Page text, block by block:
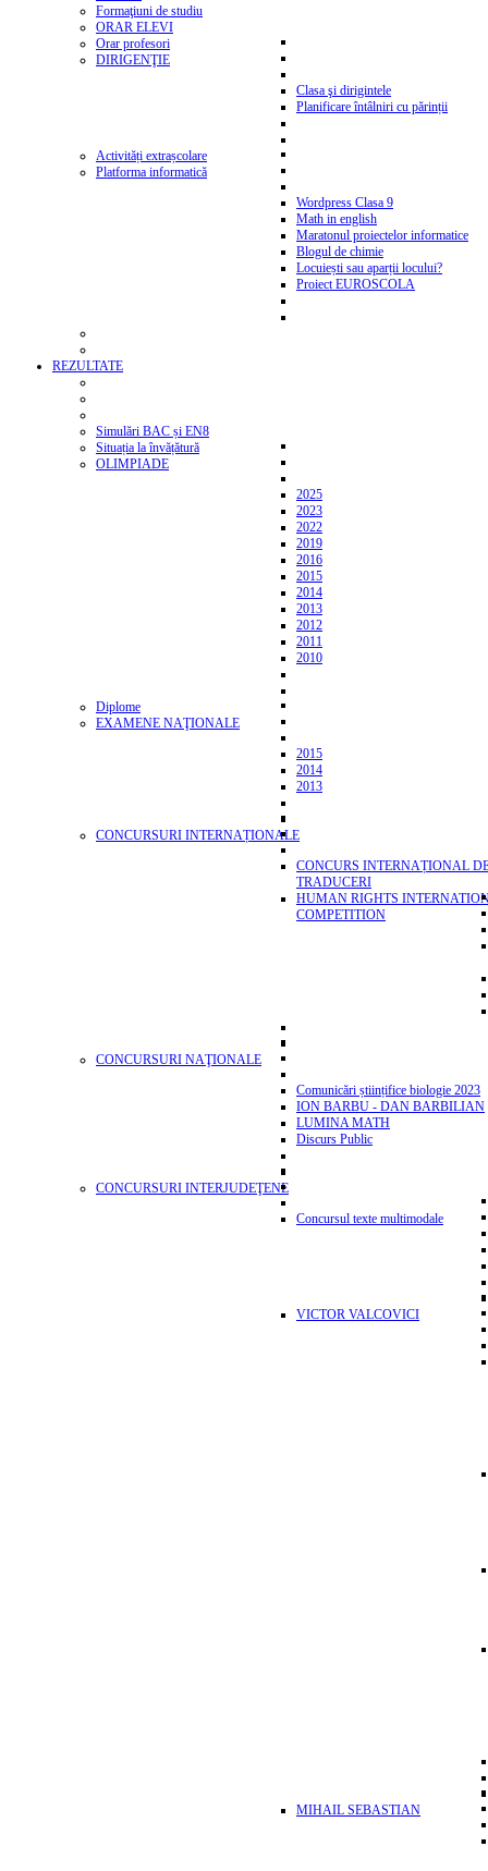
Formaţiuni de studiu
ORAR ELEVI
Orar profesori
DIRIGENŢIE
Clasa şi dirigintele
Planificare întâlniri cu părinții
Activități extrașcolare
Platforma informatică
Wordpress Clasa 9
Math in english
Maratonul proiectelor informatice
Blogul de chimie
Locuiești sau aparții locului?
Proiect EUROSCOLA
REZULTATE
Simulări BAC și EN8
Situația la învățătură
OLIMPIADE
2025
2023
2022
2019
2016
2015
2014
2013
2012
2011
2010
Diplome
EXAMENE NAŢIONALE
2015
2014
2013
CONCURSURI INTERNAȚIONALE
CONCURS INTERNAȚIONAL
TRADUCERI
HUMAN RIGHTS
COMPETITION
CONCURSURI NAŢIONALE
Comunicări științifice biologie 2023
ION BARBU - DAN BARBILIAN
LUMINA MATH
Discurs Public
CONCURSURI INTERJUDEŢENE
Concursul texte multimodale
VICTOR VALCOVICI
MIHAIL SEBASTIAN